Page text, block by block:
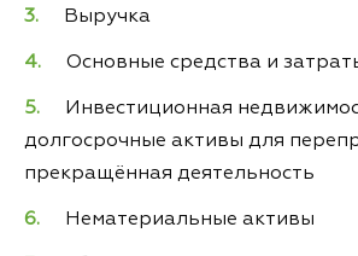
Выручка
Основные средства и
Инвестиционная
долгосрочные активы для
прекращённая деятельность
Нематериальные активы